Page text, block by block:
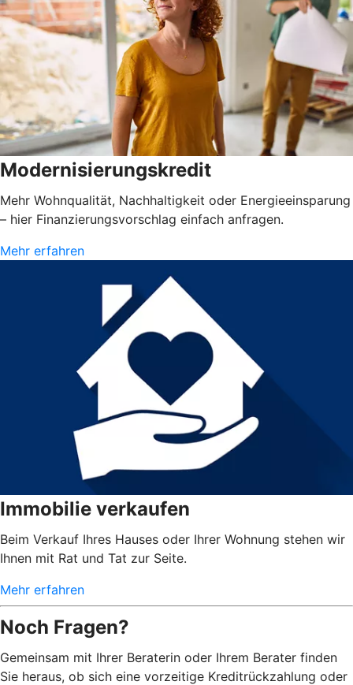
Modernisierungskredit
Mehr Wohnqualität, Nachhaltigkeit oder Energieeinsparung
– hier Finanzierungsvorschlag einfach anfragen.
Mehr erfahren
Immobilie verkaufen
Beim Verkauf Ihres Hauses oder Ihrer Wohnung stehen wir
Ihnen mit Rat und Tat zur Seite.
Mehr erfahren
Noch Fragen?
Gemeinsam mit Ihrer Beraterin oder Ihrem Berater finden
Sie heraus, ob sich eine vorzeitige Kreditrückzahlung oder